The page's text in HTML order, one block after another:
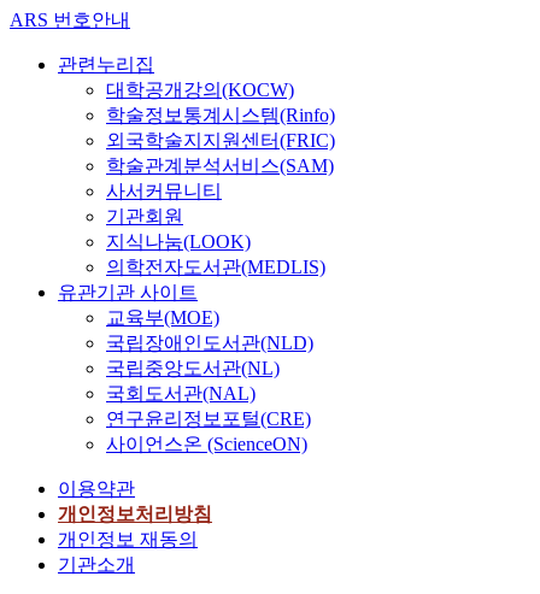
ARS 번호안내
관련누리집
대학공개강의(KOCW)
학술정보통계시스템(Rinfo)
외국학술지지원센터(FRIC)
학술관계분석서비스(SAM)
사서커뮤니티
기관회원
지식나눔(LOOK)
의학전자도서관(MEDLIS)
유관기관 사이트
교육부(MOE)
국립장애인도서관(NLD)
국립중앙도서관(NL)
국회도서관(NAL)
연구윤리정보포털(CRE)
사이언스온 (ScienceON)
이용약관
개인정보처리방침
개인정보 재동의
기관소개